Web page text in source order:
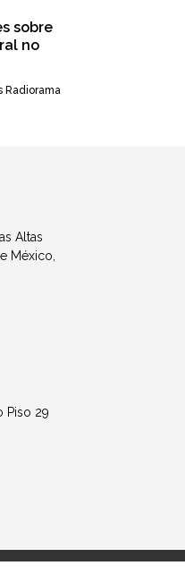
sobre
no
Radiorama
Altas
México,
Piso 29